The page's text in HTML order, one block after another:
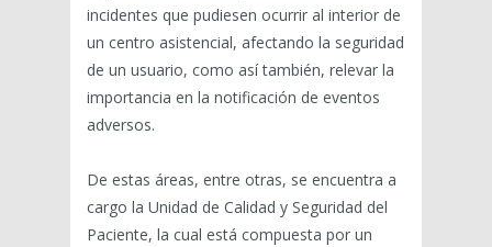
incidentes que pudiesen ocurrir al interior de
un centro asistencial, afectando la seguridad
de un usuario, como así también, relevar la
importancia en la notificación de eventos
adversos.
De estas áreas, entre otras, se encuentra a
cargo la Unidad de Calidad y Seguridad del
Paciente, la cual está compuesta por un